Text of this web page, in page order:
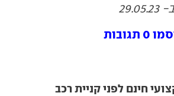
חינם לפני קניית רכב